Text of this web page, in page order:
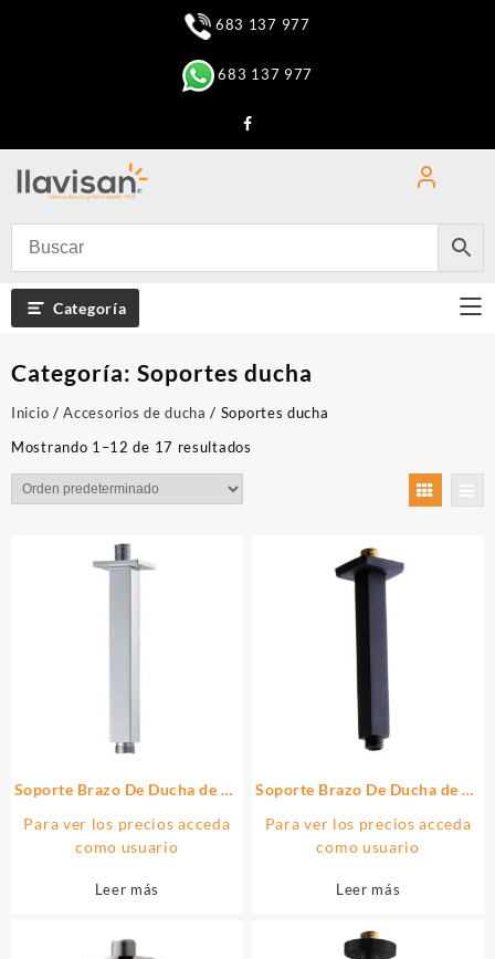
683 137 977
683 137 977
Categoría
Categoría: Soportes ducha
Inicio /Accesorios de ducha / Soportes ducha
Mostrando 1–12 de 17 resultados
Soporte Brazo De Ducha de 20
cromo brillo de latón
Para ver los precios acceda
como usuario
Leer más
Soporte Brazo De Ducha de 20
cromo brillo de latón
Para ver los precios acceda
como usuario
Leer más